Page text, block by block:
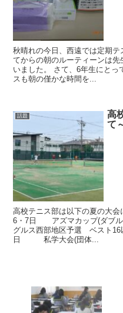
秋晴れの今日、西遠では定期
てからの朝のルーティーンは
いました。 さて、6年生にとっ
スも朝の僅かな時間を...
話題
高
て
高校テニス部は以下の夏の大
6・7日 アズマカップ(ダブル
グルス西部地区予選 ベスト16
日 私学大会(団体...